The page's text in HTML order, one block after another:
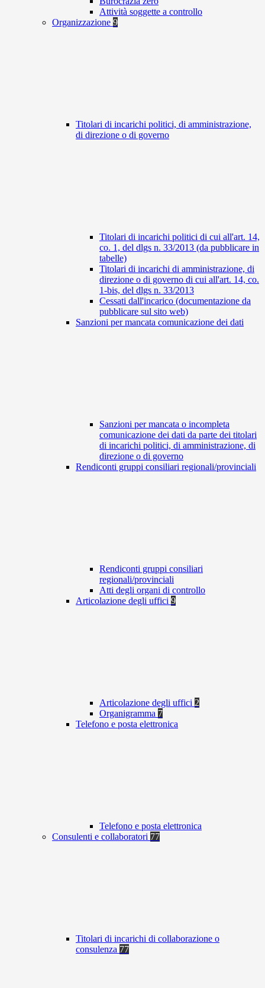
Attività soggette a controllo
Organizzazione 9
Titolari di incarichi politici, di amministrazione,
di direzione o di governo
Titolari di incarichi politici di cui all'art. 14,
co. 1, del dlgs n. 33/2013 (da pubblicare in
tabelle)
Titolari di incarichi di amministrazione, di
direzione o di governo di cui all'art. 14, co.
1-bis, del dlgs n. 33/2013
Cessati dall'incarico (documentazione da
pubblicare sul sito web)
Sanzioni per mancata comunicazione dei dati
Sanzioni per mancata o incompleta
comunicazione dei dati da parte dei titolari
di incarichi politici, di amministrazione, di
direzione o di governo
Rendiconti gruppi consiliari regionali/provinciali
Rendiconti gruppi consiliari
regionali/provinciali
Atti degli organi di controllo
Articolazione degli uffici 9
Articolazione degli uffici 2
Organigramma 7
Telefono e posta elettronica
Telefono e posta elettronica
Consulenti e collaboratori 77
Titolari di incarichi di collaborazione o
consulenza 77